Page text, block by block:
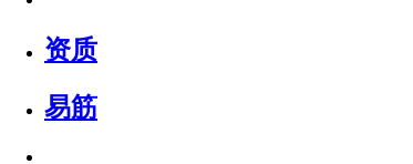
资质
易筋